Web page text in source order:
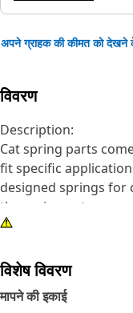
अपने ग्राहक की कीमत को देखने
विवरण
Description:
Cat spring parts
fit specific applications. Compression springs are
designed springs for
the spring gets
applied.
विशेष विवरण
मापने की इकाई